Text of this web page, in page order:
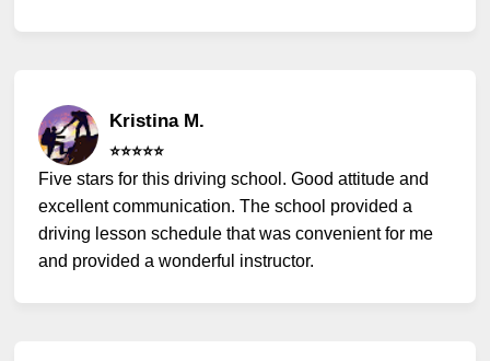
Kristina M.
⭐️⭐️⭐️⭐️⭐️
Five stars for this driving school. Good attitude and
excellent communication. The school provided a
driving lesson schedule that was convenient for me
and provided a wonderful instructor.